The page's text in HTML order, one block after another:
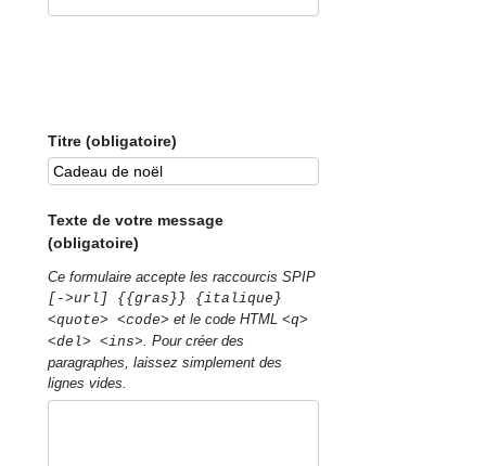
Titre (obligatoire)
Texte de votre message
(obligatoire)
Ce formulaire accepte les raccourcis SPIP
[->url] {{gras}} {italique}
<quote> <code> et le code HTML<q>
<del> <ins> . Pour créer des
paragraphes, laissez simplement des
lignes vides.